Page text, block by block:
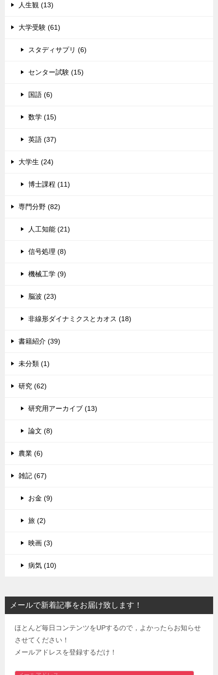
人生観 (13)
大学受験 (61)
スタディサプリ (6)
センター試験 (15)
国語 (6)
数学 (15)
英語 (37)
大学生 (24)
博士課程 (11)
専門分野 (82)
人工知能 (21)
信号処理 (8)
機械工学 (9)
脳波 (23)
非線形ダイナミクスとカオス (18)
書籍紹介 (39)
未分類 (1)
研究 (62)
研究用アーカイブ (13)
論文 (8)
農業 (6)
雑記 (67)
お金 (9)
旅 (2)
映画 (3)
病気 (10)
メールで新着記事をお届け致します！
ほとんど毎日コンテンツをUPするので，よかったらお知らせ
させてください！
メールアドレスを登録するだけ！